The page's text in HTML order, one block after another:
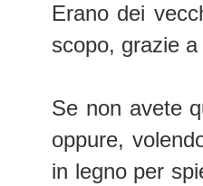
Erano dei
scopo, grazie
Se non avete
oppure,
in legno per